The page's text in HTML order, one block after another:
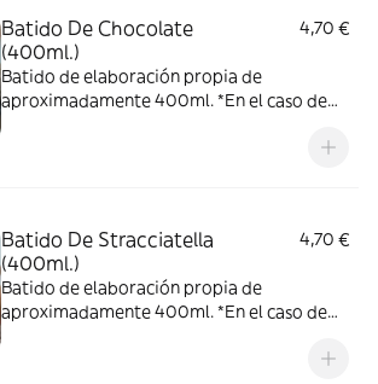
Batido De Chocolate
(400ml.)
4,70 €
Batido de elaboración propia de
aproximadamente 400ml. *En el caso de
que la nata llegue en las condiciones que
Batido De Stracciatella
(400ml.)
4,70 €
Batido de elaboración propia de
aproximadamente 400ml. *En el caso de
que la nata llegue en las condiciones que